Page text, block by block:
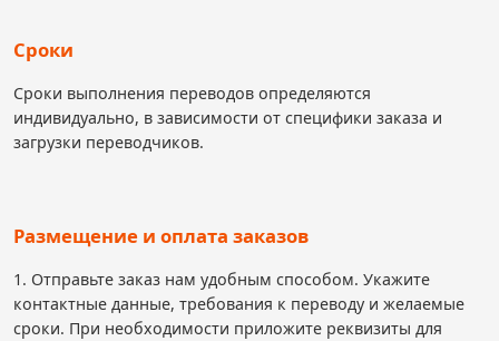
Сроки
Сроки выполнения переводов определяются
индивидуально, в зависимости от специфики заказа и
загрузки переводчиков.
Размещение и оплата заказов
1. Отправьте заказ нам удобным способом. Укажите
контактные данные, требования к переводу и желаемые
сроки. При необходимости приложите реквизиты для